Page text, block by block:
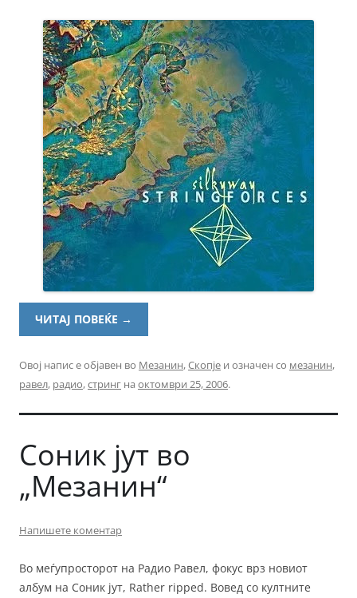
ЧИТАЈ ПОВЕЌЕ →
Овој напис е објавен во Мезанин,Скопје и означен со мезанин,
равел, радио,стринг на октомври 25, 2006.
Соник јут во
„Мезанин“
Напишете коментар
Во меѓупросторот на Радио Равел, фокус врз новиот
албум на Соник јут, Rather ripped. Вовед со култните